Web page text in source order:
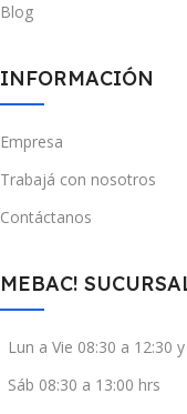
Blog
INFORMACIÓN
Empresa
Trabajá con nosotros
Contáctanos
MEBAC!
Lun a Vie 08:30 a 12:30
Sáb 08:30 a 13:00 hrs